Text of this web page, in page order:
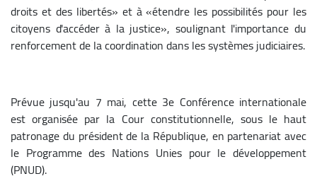
droits et des libertés» et à «étendre les possibilités pour les
citoyens d'accéder à la justice», soulignant l'importance du
renforcement de la coordination dans les systèmes judiciaires.
Prévue jusqu'au 7 mai, cette 3e Conférence internationale
est organisée par la Cour constitutionnelle, sous le haut
patronage du président de la République, en partenariat avec
le Programme des Nations Unies pour le développement
(PNUD).